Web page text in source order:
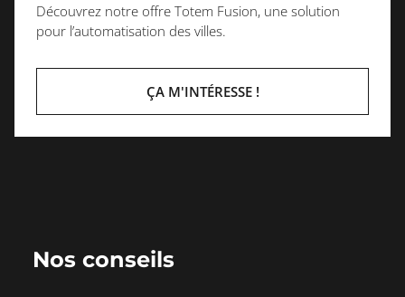
Découvrez notre offre Totem Fusion, une solution
pour l’automatisation des villes.
ÇA M'INTÉRESSE !
Nos conseils